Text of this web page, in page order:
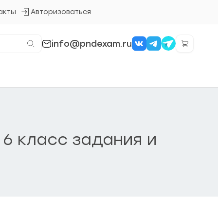
Авторизоваться
Кнопка
info@pndexam.ru
класс задания и